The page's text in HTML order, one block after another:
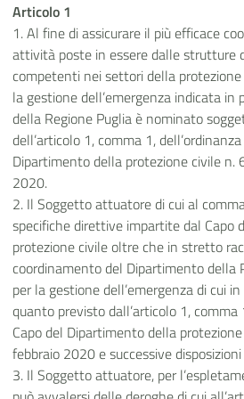
Articolo 1
1. Al fine di assicurare il più efficace
attività poste in essere dalle strutture
competenti nei settori della
la gestione dell’emergenza indicata in
della Regione Puglia è nominato
dell’articolo 1, comma 1,
Dipartimento della protezione civile n.
2020.
2. Il Soggetto attuatore di cui al
specifiche direttive impartite dal Capo
protezione civile oltre che in stretto
coordinamento del Dipartimento
per la gestione dell’emergenza di cui
quanto previsto dall’articolo 1, comma
Capo del Dipartimento della
febbraio 2020 e successive
3. Il Soggetto attuatore, per